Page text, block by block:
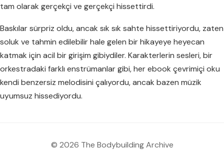
tam olarak gerçekçi ve gerçekçi hissettirdi.
Baskılar sürpriz oldu, ancak sık sık sahte hissettiriyordu, zaten
soluk ve tahmin edilebilir hale gelen bir hikayeye heyecan
katmak için acil bir girişim gibiydiler. Karakterlerin sesleri, bir
orkestradaki farklı enstrümanlar gibi, her ebook çevrimiçi oku
kendi benzersiz melodisini çalıyordu, ancak bazen müzik
uyumsuz hissediyordu.
© 2026 The Bodybuilding Archive